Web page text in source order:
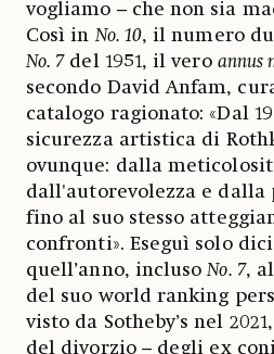
vogliamo – che non sia
Così inNo. 10, il numero
No. 7del 1951, il vero annus
secondo David Anfam,
catalogo ragionato: «Dal
sicurezza artistica di
ovunque: dalla
dall'autorevolezza e
fino al suo stesso
confronti». Eseguì solo
quell’anno, inclusoNo. 7,
del suo world ranking
visto da Sotheby’s nel
del divorzio – degli ex